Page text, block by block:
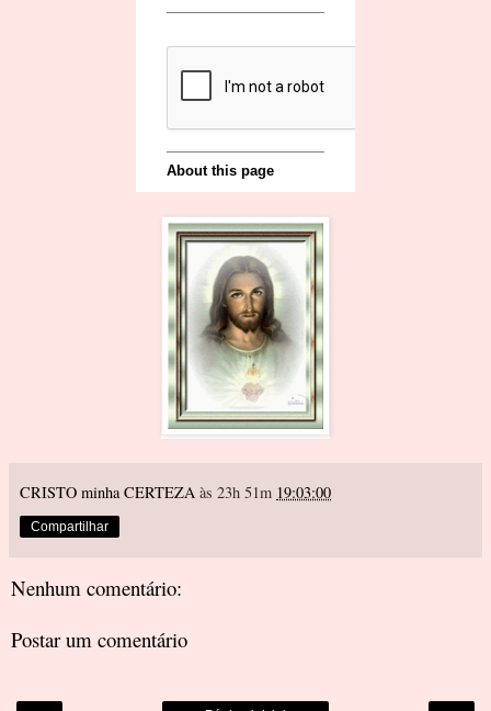
CRISTO minha CERTEZA às 23h 51m 19:03:00
Compartilhar
Nenhum comentário:
Postar um comentário